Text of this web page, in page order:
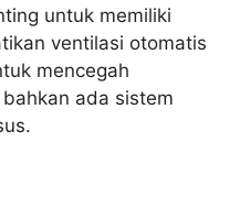
untuk memiliki
ventilasi otomatis
mencegah
ada sistem